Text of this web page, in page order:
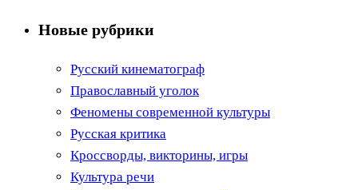
Новые рубрики
Русский кинематограф
Православный уголок
Феномены современной культуры
Русская критика
Кроссворды, викторины, игры
Культура речи